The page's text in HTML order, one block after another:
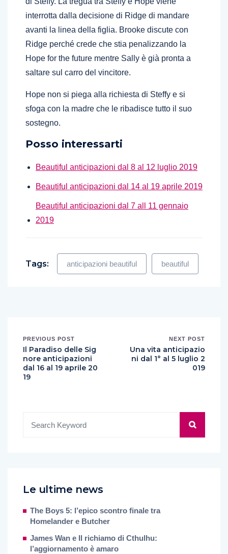
interrotta dalla decisione di Ridge di mandare
avanti la linea della figlia. Brooke discute con
Ridge perché crede che stia penalizzando la
Hope for the future mentre Sally è già pronta a
saltare sul carro del vincitore.
Hope non si piega alla richiesta di Steffy e si
sfoga con la madre che le ribadisce tutto il suo
sostegno.
Posso interessarti
Beautiful anticipazioni dal 8 al 12 luglio 2019
Beautiful anticipazioni dal 14 al 19 aprile 2019
Beautiful anticipazioni dal 7 all 11 gennaio
2019
Tags: anticipazioni beautiful beautiful
PREVIOUS POST
Il Paradiso delle Sig
nore anticipazioni
dal 16 al 19 aprile 20
19
NEXT POST
Una vita anticipazio
ni dal 1° al 5 luglio 2
019
Le ultime news
The Boys 5: l’epico scontro finale tra
Homelander e Butcher
James Wan e Il richiamo di Cthulhu:
l’aggiornamento è amaro